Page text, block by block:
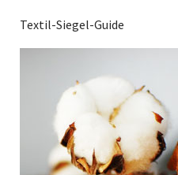
Textil-Siegel-Guide